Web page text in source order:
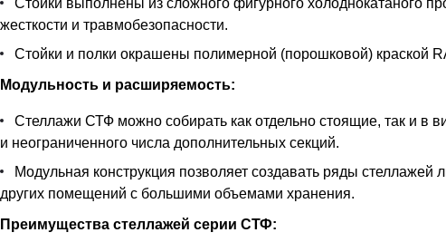
Стойки выполнены из сложного фигурного холоднокатаного
жесткости и травмобезопасности.
Стойки и полки окрашены полимерной (порошковой) краской
Модульность и расширяемость:
Стеллажи СТФ можно собирать как отдельно стоящие, так и в
и неограниченного числа дополнительных секций.
Модульная конструкция позволяет создавать ряды
других помещений с большими объемами хранения.
Преимущества стеллажей серии СТФ: